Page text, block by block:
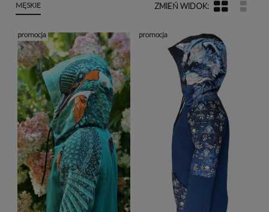
MĘSKIE
promocja promocja